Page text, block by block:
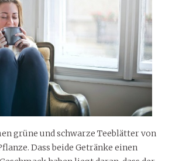
grüne und schwarze Teeblätter von
Dass beide Getränke einen